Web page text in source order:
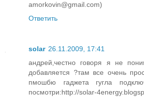
amorkovin@gmail.com)
Ответить
solar 26.11.2009, 17:41
андрей,честно говоря я не
добавляется ?там все очень
пмошбю гаджета гугла
посмотри:http://solar-